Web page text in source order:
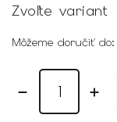
Zvoľte variant
Môžeme doručiť do: